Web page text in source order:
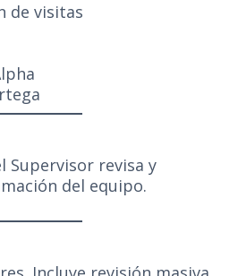
de visitas
Supervisor revisa y
del equipo.